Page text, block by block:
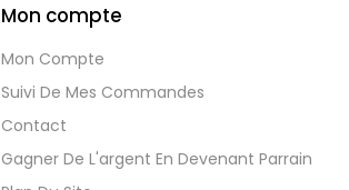
Mon compte
Mon Compte
Suivi De Mes Commandes
Contact
Gagner De L'argent En Devenant Parrain